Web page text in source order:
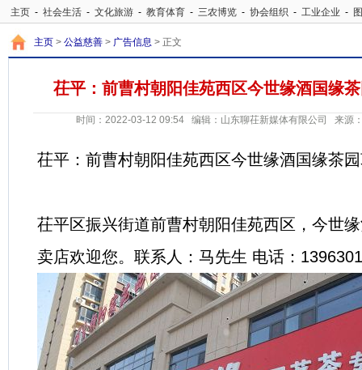
主页 - 社会生活 - 文化旅游 - 教育体育 - 三农博览 - 协会组织 - 工业企业 -
告信息 - 交通运输
主页 > 公益慈善 > 广告信息 > 正文
茌平：前曹村朝阳佳苑西区今世缘酒国缘
时间：2022-03-12 09:54 编辑：山东聊茌新媒体有限公司 来源
茌平：前曹村朝阳佳苑西区今世缘酒国缘茶
茌平区振兴街道前曹村朝阳佳苑西区，今世
卖店欢迎您。联系人：马先生 电话：